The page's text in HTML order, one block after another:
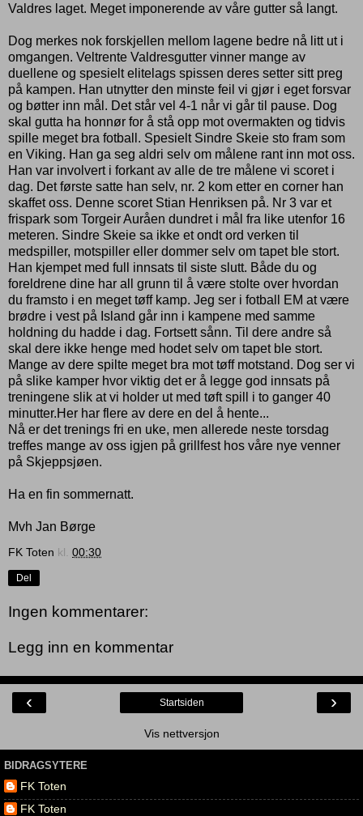
Valdres laget. Meget imponerende av våre gutter så langt.
Dog merkes nok forskjellen mellom lagene bedre nå litt ut i
omgangen. Veltrente Valdresgutter vinner mange av
duellene og spesielt elitelags spissen deres setter sitt preg
på kampen. Han utnytter den minste feil vi gjør i eget forsvar
og bøtter inn mål. Det står vel 4-1 når vi går til pause. Dog
skal gutta ha honnør for å stå opp mot overmakten og tidvis
spille meget bra fotball. Spesielt Sindre Skeie sto fram som
en Viking. Han ga seg aldri selv om målene rant inn mot oss.
Han var involvert i forkant av alle de tre målene vi scoret i
dag. Det første satte han selv, nr. 2 kom etter en corner han
skaffet oss. Denne scoret Stian Henriksen på. Nr 3 var et
frispark som Torgeir Auråen dundret i mål fra like utenfor 16
meteren. Sindre Skeie sa ikke et ondt ord verken til
medspiller, motspiller eller dommer selv om tapet ble stort.
Han kjempet med full innsats til siste slutt. Både du og
foreldrene dine har all grunn til å være stolte over hvordan
du framsto i en meget tøff kamp. Jeg ser i fotball EM at være
brødre i vest på Island går inn i kampene med samme
holdning du hadde i dag. Fortsett sånn. Til dere andre så
skal dere ikke henge med hodet selv om tapet ble stort.
Mange av dere spilte meget bra mot tøff motstand. Dog ser vi
på slike kamper hvor viktig det er å legge god innsats på
treningene slik at vi holder ut med tøft spill i to ganger 40
minutter.Her har flere av dere en del å hente...
Nå er det trenings fri en uke, men allerede neste torsdag
treffes mange av oss igjen på grillfest hos våre nye venner
på Skjeppsjøen.
Ha en fin sommernatt.
Mvh Jan Børge
FK Toten kl. 00:30
Del
Ingen kommentarer:
Legg inn en kommentar
‹ ›
Startsiden
Vis nettversjon
BIDRAGSYTERE
FK Toten
FK Toten